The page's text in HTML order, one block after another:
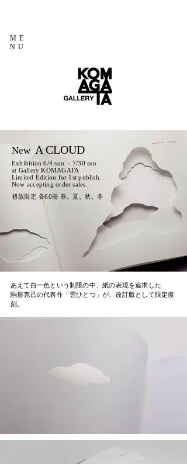
ME
NU
New A CLOUD
Exhibition 6/4 sun. - 7/30 sun.
at Gallery KOMAGATA
Limited Edition for 1st publish.
Now accepting order sales.
初版限定 各60冊 春、夏、秋、冬
あえて白一色という制限の中、紙の表現を追求した
駒形克己の代表作​「雲ひとつ」が、改訂版として限定復
刻。